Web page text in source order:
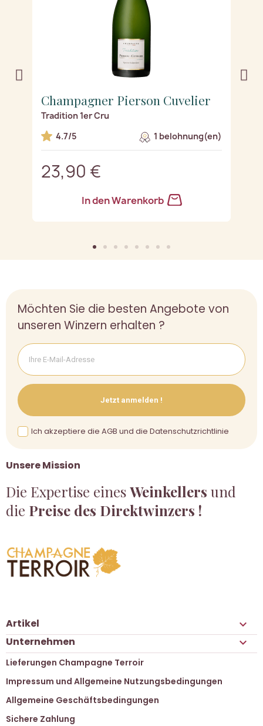
Champagner Pierson Cuvelier
Tradition 1er Cru
4.7/5
1 belohnung(en)
23,90 €
In den Warenkorb
Unsere Mission
Die Expertise einesWeinkellers und
die Preise des Direktwinzers !
Möchten Sie die besten Angebote von
unseren Winzern erhalten ?
Jetzt anmelden !
Ich akzeptiere die AGB und die Datenschutzrichtlinie
Artikel 
Unternehmen 
Lieferungen Champagne Terroir
Impressum und Allgemeine Nutzungsbedingungen
Allgemeine Geschäftsbedingungen
Sichere Zahlung